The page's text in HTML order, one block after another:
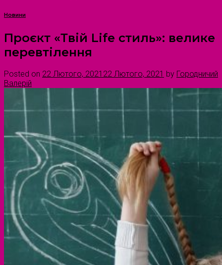
Новини
Проєкт «Твій Life стиль»: велике
перевтілення
Posted on 22 Лютого, 2021 22 Лютого, 2021 by Городничий
Валерій